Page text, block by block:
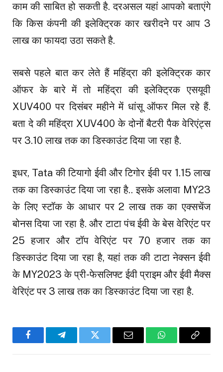
काम की साबित हो सकती है. दरअसल यहां आपको बताएंगे
कि किस कंपनी की इलेक्ट्रिक कार खरीदने पर आप 3
लाख का फायदा उठा सकते है.
सबसे पहले बात कर लेते हैं महिंद्रा की इलेक्ट्रिक कार
ऑफर के बारे में तो महिंद्रा की इलेक्ट्रिक एसयूवी
XUV400 पर दिसंबर महीने में धांसू ऑफर मिल रहे हैं.
बता दे की महिंद्रा XUV400 के दोनों बैटरी पैक वेरिएंट्स
पर 3.10 लाख तक का डिस्काउंट दिया जा रहा है.
इधर, Tata की टियागो ईवी और टिगोर ईवी पर 1.15 लाख
तक का डिस्काउंट दिया जा रहा है.. इसके अलावा MY23
के लिए स्टॉक के आधार पर 2 लाख तक का एक्सचेंज
बोनस दिया जा रहा है. और टाटा पंच ईवी के बेस वेरिएंट पर
25 हजार और टॉप वेरिएंट पर 70 हजार तक का
डिस्काउंट दिया जा रहा है, यहां तक की टाटा नेक्सन ईवी
के MY2023 के प्री-फेसलिफ्ट ईवी प्राइम और ईवी मैक्स
वेरिएंट पर 3 लाख तक का डिस्काउंट दिया जा रहा है.
FacebookTelegramTwitter Email WhatsAppCopy